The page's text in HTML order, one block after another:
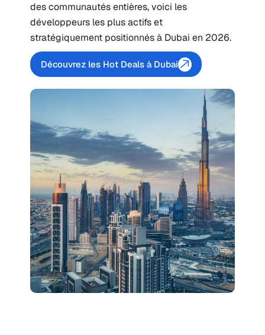
des communautés entières, voici les
développeurs les plus actifs et
stratégiquement positionnés à Dubai en 2026.
Découvrez les Hot Deals à Dubai